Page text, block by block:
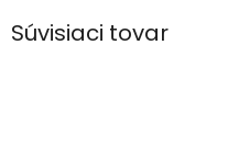
Súvisiaci tovar